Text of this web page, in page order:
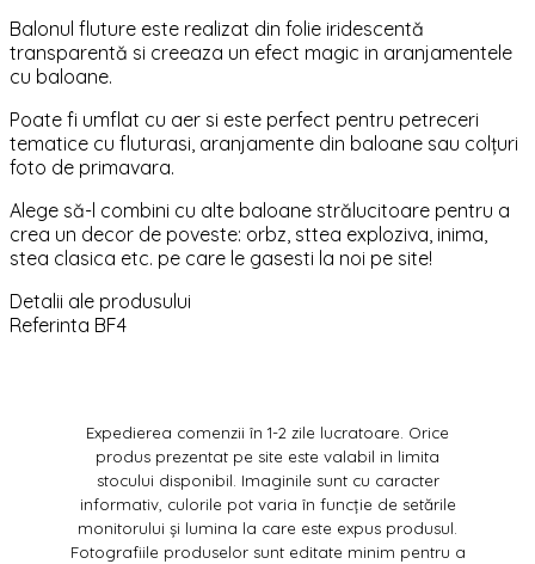
Balonul fluture este realizat din folie iridescentă
transparentă si creeaza un efect magic in aranjamentele
cu baloane.
Poate fi umflat cu aer si este perfect pentru petreceri
tematice cu fluturasi, aranjamente din baloane sau colțuri
foto de primavara.
Alege să-l combini cu alte baloane strălucitoare pentru a
crea un decor de poveste: orbz, sttea exploziva, inima,
stea clasica etc. pe care le gasesti la noi pe site!
Detalii ale produsului
Referinta BF4
Expedierea comenzii în 1-2 zile lucratoare. Orice
produs prezentat pe site este valabil in limita
stocului disponibil. Imaginile sunt cu caracter
informativ, culorile pot varia în funcție de setările
monitorului și lumina la care este expus produsul.
Fotografiile produselor sunt editate minim pentru a